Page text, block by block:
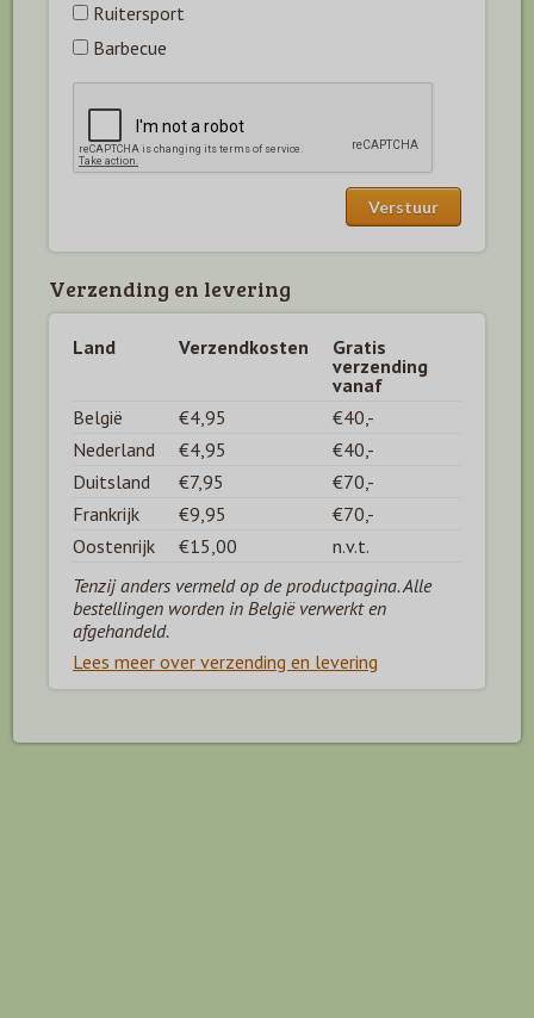
Ruitersport
Barbecue
Verzending en levering
Land Verzendkosten
Gratis
verzending
vanaf
België
€4,95
€40,-
Nederland
€4,95
€40,-
Duitsland
€7,95
€70,-
Frankrijk
€9,95
€70,-
Oostenrijk
€15,00
n.v.t.
Tenzij anders vermeld op de productpagina. Alle
bestellingen worden in België verwerkt en
afgehandeld.
Lees meer over verzending en levering